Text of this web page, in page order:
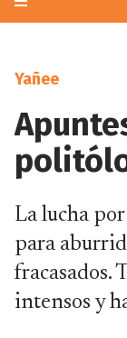
Yañee
La lucha
para
fracasados.
intensos y